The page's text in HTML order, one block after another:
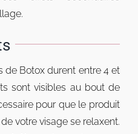
de Botox durent entre 4 et
sont visibles au bout de
pour que le produit
votre visage se relaxent.